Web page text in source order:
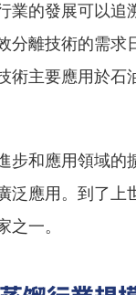
業的發展可以
分離技術的需求
術主要應用於石
步和應用領域
泛應用。到了上
之一。